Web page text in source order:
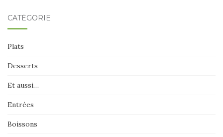
CATÉGORIE
Plats
Desserts
Et aussi…
Entrées
Boissons